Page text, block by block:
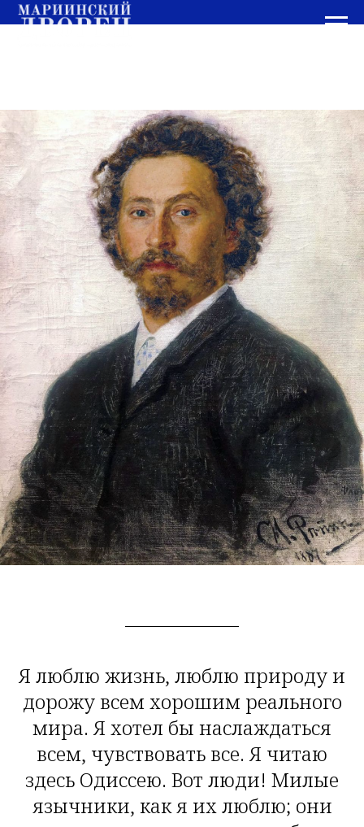
Я люблю жизнь, люблю природу и
дорожу всем хорошим реального
мира. Я хотел бы наслаждаться
всем, чувствовать все. Я читаю
здесь Одиссею. Вот люди! Милые
язычники, как я их люблю; они